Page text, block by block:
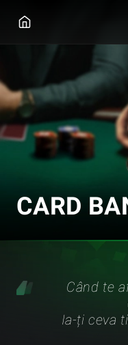
CARD
Când te
Ia-ți ceva